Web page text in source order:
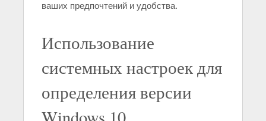
ваших предпочтений и удобства.
Использование
системных настроек для
определения версии